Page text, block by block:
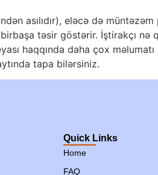
asılıdır), eləcə də müntəzəm
birbaşa təsir göstərir. İştirakçı
haqqında daha çox
tapa bilərsiniz.
Quick Links
Home
FAQ